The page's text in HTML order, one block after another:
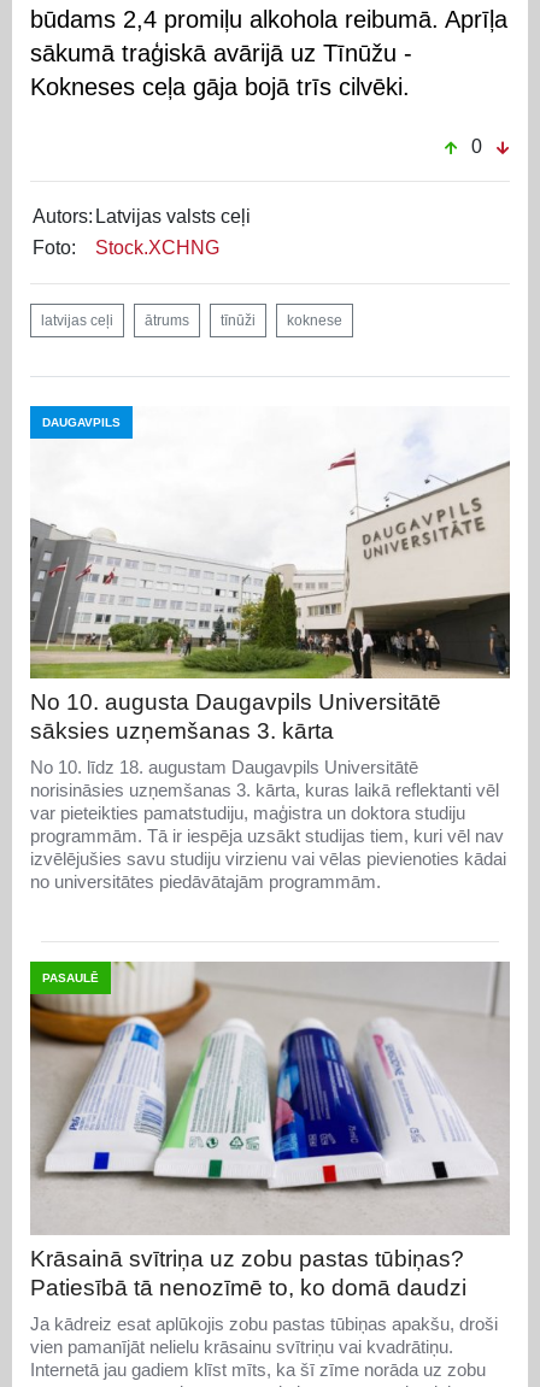
būdams 2,4 promiļu alkohola reibumā. Aprīļa
sākumā traģiskā avārijā uz Tīnūžu -
Kokneses ceļa gāja bojā trīs cilvēki.
0
Autors: Latvijas valsts ceļi
Foto:
Stock.XCHNG
latvijas ceļi ātrums tīnūži koknese
DAUGAVPILS
No 10. augusta Daugavpils Universitātē
sāksies uzņemšanas 3. kārta
No 10. līdz 18. augustam Daugavpils Universitātē
norisināsies uzņemšanas 3. kārta, kuras laikā reflektanti vēl
var pieteikties pamatstudiju, maģistra un doktora studiju
programmām. Tā ir iespēja uzsākt studijas tiem, kuri vēl nav
izvēlējušies savu studiju virzienu vai vēlas pievienoties kādai
no universitātes piedāvātajām programmām.
PASAULĒ
Krāsainā svītriņa uz zobu pastas tūbiņas?
Patiesībā tā nenozīmē to, ko domā daudzi
Ja kādreiz esat aplūkojis zobu pastas tūbiņas apakšu, droši
vien pamanījāt nelielu krāsainu svītriņu vai kvadrātiņu.
Internetā jau gadiem klīst mīts, ka šī zīme norāda uz zobu